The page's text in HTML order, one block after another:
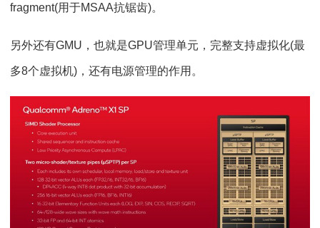
fragment(用于MSAA抗锯齿)。
另外还有GMU，也就是GPU管理单元，完整支持虚拟化(最
多8个虚拟机)，还有电源管理的作用。